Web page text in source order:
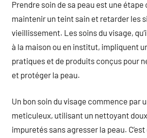
Prendre soin de sa peau est une
maintenir un teint sain et retarder les
vieillissement. Les soins du visage,
à la maison ou en institut, impliquent
pratiques et de produits conçus pour
et protéger la peau.
Un bon soin du visage commence par
meticuleux, utilisant un nettoyant
impuretés sans agresser la peau.